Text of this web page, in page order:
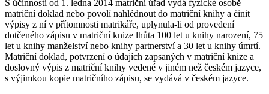
S účinností od 1. ledna 2014 matriční úřad vydá fyzické osobě
matriční doklad nebo povolí nahlédnout do matriční knihy a činit
výpisy z ní v přítomnosti matrikáře, uplynula-li od provedení
dotčeného zápisu v matriční knize lhůta 100 let u knihy narození, 75
let u knihy manželství nebo knihy partnerství a 30 let u knihy úmrtí.
Matriční doklad, potvrzení o údajích zapsaných v matriční knize a
doslovný výpis z matriční knihy vedené v jiném než českém jazyce,
s výjimkou kopie matričního zápisu, se vydává v českém jazyce.